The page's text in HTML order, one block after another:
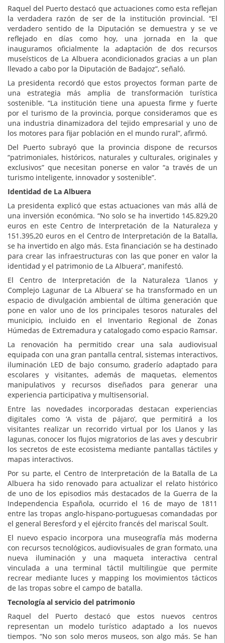
Raquel del Puerto destacó que actuaciones como esta reflejan
la verdadera razón de ser de la institución provincial. “El
verdadero sentido de la Diputación se demuestra y se ve
reflejado en días como hoy, una jornada en la que
inauguramos oficialmente la adaptación de dos recursos
museísticos de La Albuera acondicionados gracias a un plan
llevado a cabo por la Diputación de Badajoz”, señaló.
La presidenta recordó que estos proyectos forman parte de
una estrategia más amplia de transformación turística
sostenible. “La institución tiene una apuesta firme y fuerte
por el turismo de la provincia, porque consideramos que es
una industria dinamizadora del tejido empresarial y uno de
los motores para fijar población en el mundo rural”, afirmó.
Del Puerto subrayó que la provincia dispone de recursos
“patrimoniales, históricos, naturales y culturales, originales y
exclusivos” que necesitan ponerse en valor “a través de un
turismo inteligente, innovador y sostenible”.
Identidad de La Albuera
La presidenta explicó que estas actuaciones van más allá de
una inversión económica. “No solo se ha invertido 145.829,20
euros en este Centro de Interpretación de la Naturaleza y
151.395,20 euros en el Centro de Interpretación de la Batalla,
se ha invertido en algo más. Esta financiación se ha destinado
para crear las infraestructuras con las que poner en valor la
identidad y el patrimonio de La Albuera”, manifestó.
El Centro de Interpretación de la Naturaleza ‘Llanos y
Complejo Lagunar de La Albuera’ se ha transformado en un
espacio de divulgación ambiental de última generación que
pone en valor uno de los principales tesoros naturales del
municipio, incluido en el Inventario Regional de Zonas
Húmedas de Extremadura y catalogado como espacio Ramsar.
La renovación ha permitido crear una sala audiovisual
equipada con una gran pantalla central, sistemas interactivos,
iluminación LED de bajo consumo, graderío adaptado para
escolares y visitantes, además de maquetas, elementos
manipulativos y recursos diseñados para generar una
experiencia participativa y multisensorial.
Entre las novedades incorporadas destacan experiencias
digitales como ‘A vista de pájaro’, que permitirá a los
visitantes realizar un recorrido virtual por los Llanos y las
lagunas, conocer los flujos migratorios de las aves y descubrir
los secretos de este ecosistema mediante pantallas táctiles y
mapas interactivos.
Por su parte, el Centro de Interpretación de la Batalla de La
Albuera ha sido renovado para actualizar el relato histórico
de uno de los episodios más destacados de la Guerra de la
Independencia Española, ocurrido el 16 de mayo de 1811
entre las tropas anglo-hispano-portuguesas comandadas por
el general Beresford y el ejército francés del mariscal Soult.
El nuevo espacio incorpora una museografía más moderna
con recursos tecnológicos, audiovisuales de gran formato, una
nueva iluminación y una maqueta interactiva central
vinculada a una terminal táctil multilingüe que permite
recrear mediante luces y mapping los movimientos tácticos
de las tropas sobre el campo de batalla.
Tecnología al servicio del patrimonio
Raquel del Puerto destacó que estos nuevos centros
representan un modelo turístico adaptado a los nuevos
tiempos. “No son solo meros museos, son algo más. Se han